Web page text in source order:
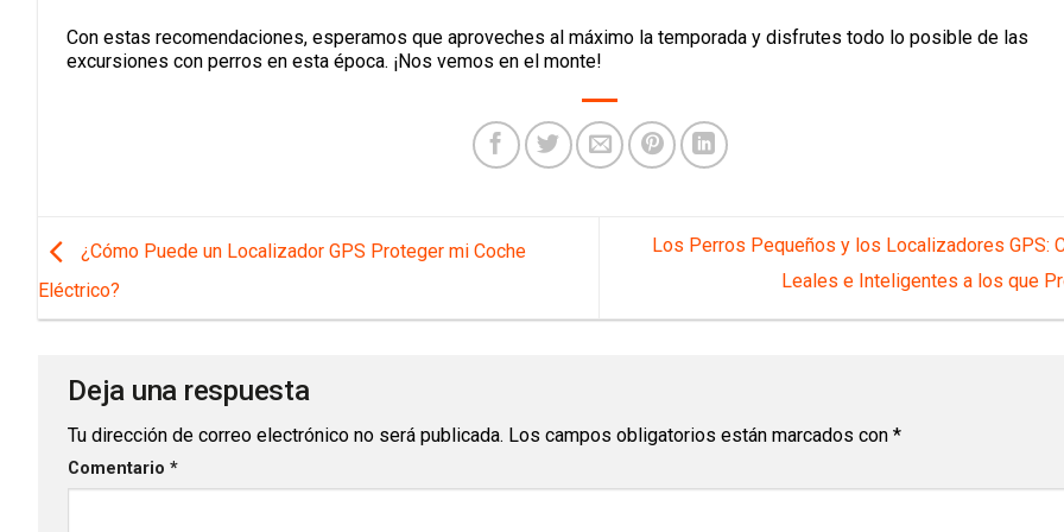
Con estas recomendaciones, esperamos que aproveches al máximo la temporada y disfrutes todo lo posible de las
excursiones con perros en esta época. ¡Nos vemos en el monte!
¿Cómo Puede un Localizador GPS Proteger mi Coche
Eléctrico?
Los Perros Pequeños y los Localizadores GPS:
Leales e Inteligentes a los que
Deja una respuesta
Tu dirección de correo electrónico no será publicada. Los campos obligatorios están marcados con *
Comentario *